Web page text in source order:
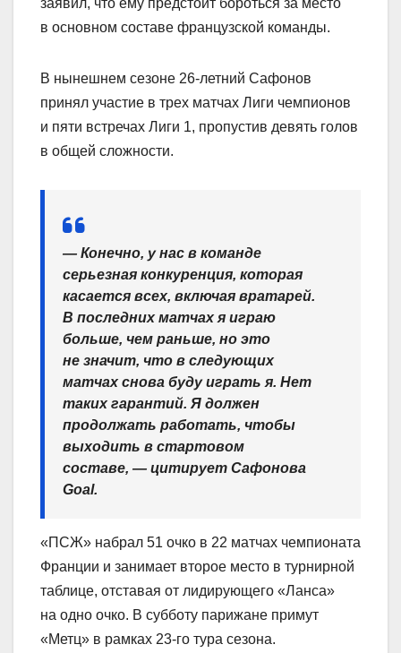
в основном составе французской команды.
В нынешнем сезоне 26‑летний Сафонов
принял участие в трех матчах Лиги чемпионов
и пяти встречах Лиги 1, пропустив девять голов
в общей сложности.
— Конечно, у нас в команде
серьезная конкуренция, которая
касается всех, включая вратарей.
В последних матчах я играю
больше, чем раньше, но это
не значит, что в следующих
матчах снова буду играть я. Нет
таких гарантий. Я должен
продолжать работать, чтобы
выходить в стартовом
составе, — цитирует Сафонова
Goal.
«ПСЖ» набрал 51 очко в 22 матчах чемпионата
Франции и занимает второе место в турнирной
таблице, отставая от лидирующего «Ланса»
на одно очко. В субботу парижане примут
«Метц» в рамках 23‑го тура сезона.